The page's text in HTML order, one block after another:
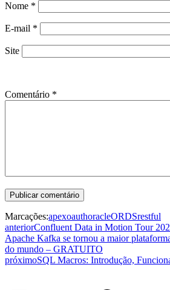
Nome *
E-mail *
Site
Comentário *
Marcações:apexoauthoracleORDSrestful
anteriorConfluent Data in Motion Tour
Apache Kafka se tornou a maior
do mundo – GRATUITO
próximoSQL Macros: Introdução,